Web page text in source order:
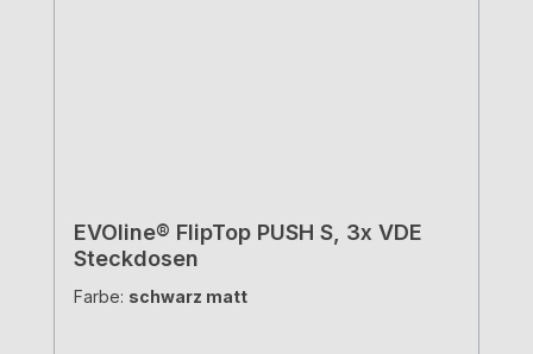
EVOline® FlipTop PUSH S, 3x VDE
Steckdosen
Farbe: schwarz matt